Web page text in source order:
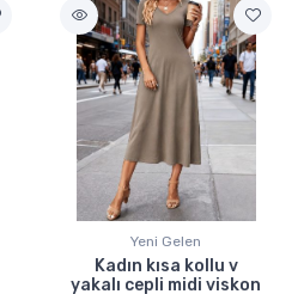
Yeni Gelen
Kadın kısa kollu v
yakalı cepli midi viskon